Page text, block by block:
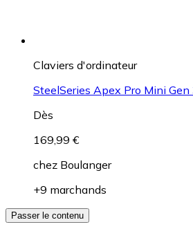
Claviers d'ordinateur
SteelSeries Apex Pro Mini Gen
Dès
169,99 €
chez Boulanger
+9 marchands
Passer le contenu